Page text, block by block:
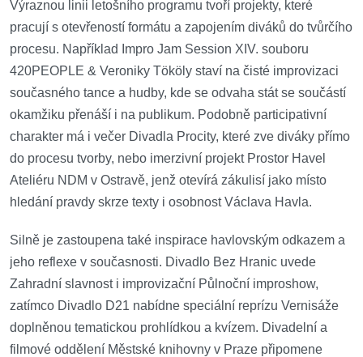
Výraznou linii letošního programu tvoří projekty, které
pracují s otevřeností formátu a zapojením diváků do tvůrčího
procesu. Například Impro Jam Session XIV. souboru
420PEOPLE & Veroniky Tököly staví na čisté improvizaci
současného tance a hudby, kde se odvaha stát se součástí
okamžiku přenáší i na publikum. Podobně participativní
charakter má i večer Divadla Procity, které zve diváky přímo
do procesu tvorby, nebo imerzivní projekt Prostor Havel
Ateliéru NDM v Ostravě, jenž otevírá zákulisí jako místo
hledání pravdy skrze texty i osobnost Václava Havla.
Silně je zastoupena také inspirace havlovským odkazem a
jeho reflexe v současnosti. Divadlo Bez Hranic uvede
Zahradní slavnost i improvizační Půlnoční improshow,
zatímco Divadlo D21 nabídne speciální reprízu Vernisáže
doplněnou tematickou prohlídkou a kvízem. Divadelní a
filmové oddělení Městské knihovny v Praze připomene